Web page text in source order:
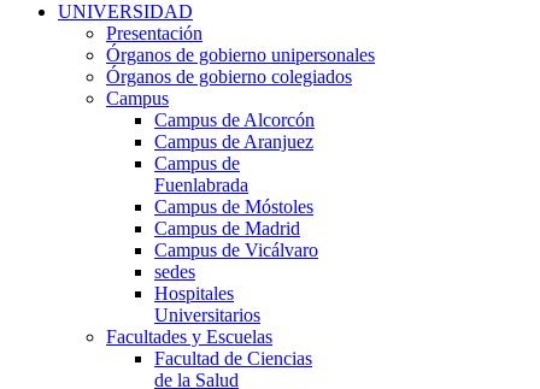
UNIVERSIDAD
Presentación
Órganos de gobierno unipersonales
Órganos de gobierno colegiados
Campus
Campus de Alcorcón
Campus de Aranjuez
Campus de
Fuenlabrada
Campus de Móstoles
Campus de Madrid
Campus de Vicálvaro
sedes
Hospitales
Universitarios
Facultades y Escuelas
Facultad de Ciencias
de la Salud